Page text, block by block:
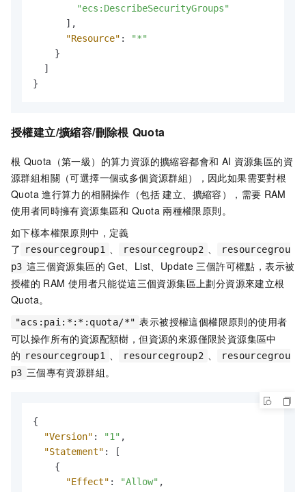
"ecs:DescribeSecurityGroups"
] ,
"Resource" :
"*"
}
]
}
授權建立/擴縮容/刪除根 Quota
根 Quota（第一級）的算力資源的擴縮容都會和 AI 資源集區的資
源群組相關（可選擇一個或多個資源群組），因此如果需要對根
Quota 進行算力的相關操作（包括 建立、擴縮容），需要 RAM
使用者同時擁有資源集區和 Quota 兩種權限原則。
如下樣本權限原則中，定義
了
resourcegroup1 、 resourcegroup2 、
resourcegrou
p3 這三個資源集區的 Get、List、Update 三個許可權點，表示被
授權的 RAM 使用者只能從這三個資源集區上劃分資源來建立根
Quota。
"acs:pai:*:*:quota/*" 表示被授權這個權限原則的使用者
可以操作所有的資源配額樹，但資源的來源僅限於資源集區中
的 resourcegroup1 、 resourcegroup2 、
resourcegrou
p3 三個專有資源群組。
{
"Version" : "1" ,
"Statement" :
[
{
"Effect" : "Allow" ,